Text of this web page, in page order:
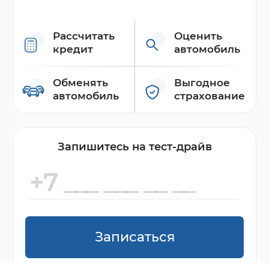
Рассчитать
кредит
Оценить
автомобиль
Обменять
автомобиль
Выгодное
страхование
Запишитесь на тест-драйв
Записаться